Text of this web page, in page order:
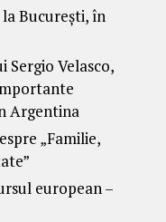
București, în
Velasco,
Argentina
„Familie,
european –